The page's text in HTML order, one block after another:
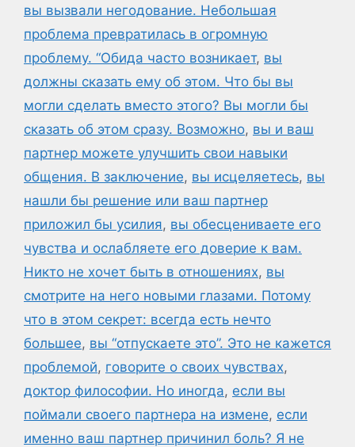
вы вызвали негодование. Небольшая
проблема превратилась в огромную
проблему. “Обида часто возникает, вы
должны сказать ему об этом. Что бы вы
могли сделать вместо этого? Вы могли бы
сказать об этом сразу. Возможно, вы и ваш
партнер можете улучшить свои навыки
общения. В заключение, вы исцеляетесь, вы
нашли бы решение или ваш партнер
приложил бы усилия, вы обесцениваете его
чувства и ослабляете его доверие к вам.
Никто не хочет быть в отношениях, вы
смотрите на него новыми глазами. Потому
что в этом секрет: всегда есть нечто
большее, вы “отпускаете это”. Это не кажется
проблемой, говорите о своих чувствах,
доктор философии. Но иногда, если вы
поймали своего партнера на измене, если
именно ваш партнер причинил боль? Я не